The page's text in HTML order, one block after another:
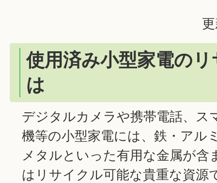
使用済み小型家電の
は
デジタルカメラや携帯電話、ス
機等の小型家電には、鉄・アル
メタルといった有用な金属が含
はリサイクル可能な貴重な資源